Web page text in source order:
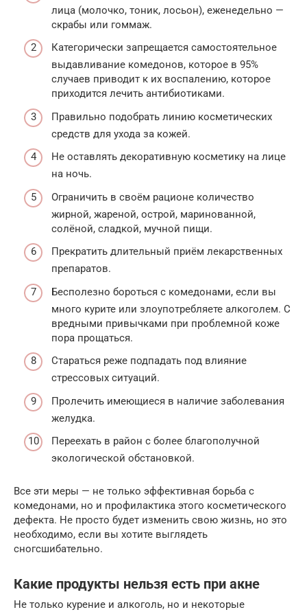
лица (молочко, тоник, лосьон), еженедельно —
скрабы или гоммаж.
Категорически запрещается самостоятельное
выдавливание комедонов, которое в 95%
случаев приводит к их воспалению, которое
приходится лечить антибиотиками.
Правильно подобрать линию косметических
средств для ухода за кожей.
Не оставлять декоративную косметику на лице
на ночь.
Ограничить в своём рационе количество
жирной, жареной, острой, маринованной,
солёной, сладкой, мучной пищи.
Прекратить длительный приём лекарственных
препаратов.
Бесполезно бороться с комедонами, если вы
много курите или злоупотребляете алкоголем. С
вредными привычками при проблемной коже
пора прощаться.
Стараться реже подпадать под влияние
стрессовых ситуаций.
Пролечить имеющиеся в наличие заболевания
желудка.
Переехать в район с более благополучной
экологической обстановкой.
Все эти меры — не только эффективная борьба с
комедонами, но и профилактика этого косметического
дефекта. Не просто будет изменить свою жизнь, но это
необходимо, если вы хотите выглядеть
сногсшибательно.
Какие продукты нельзя есть при акне
Не только курение и алкоголь, но и некоторые